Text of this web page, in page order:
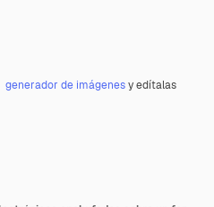
generador de imágenesy edítalas